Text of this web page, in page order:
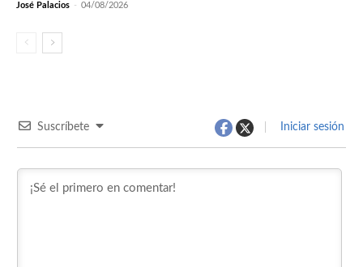
José Palacios - 04/08/2026
Suscríbete Iniciar sesión